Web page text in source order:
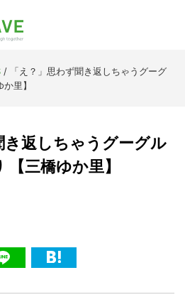
/ 「え？」思わず聞き返しちゃうグーグ
里】
き返しちゃうグーグル
三橋ゆか里】
ワード
テレワーク